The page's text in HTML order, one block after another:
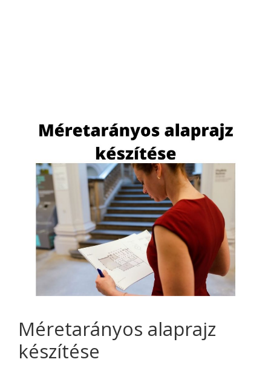
Méretarányos alaprajz
készítése